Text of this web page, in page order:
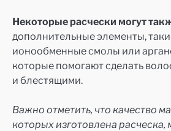
Некоторые расчески могут
дополнительные элементы,
ионообменные смолы или
которые помогают сделать
и блестящими.
Важно отметить, что качество
которых изготовлена расческа,